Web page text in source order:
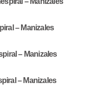
– Manizales
– Manizales
– Manizales